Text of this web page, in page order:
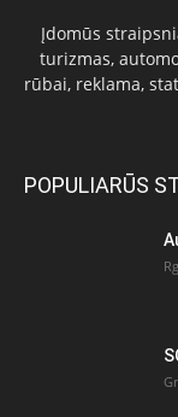
Įdomūs
turizmas,
rūbai, reklama,
POPULIARŪS